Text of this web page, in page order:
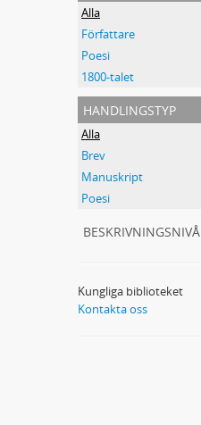
Alla
Författare
Poesi
1800-talet
handlingstyp
Alla
Brev
Manuskript
Poesi
beskrivningsnivå
Kungliga biblioteket
Kontakta oss